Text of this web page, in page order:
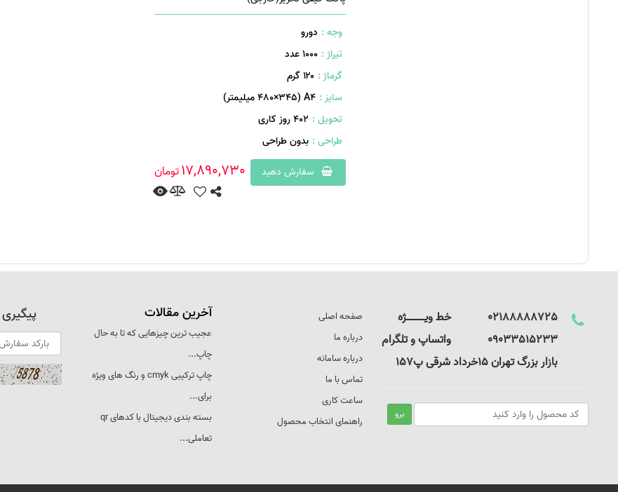
وجه : دورو
تیراژ : 1000 عدد
گرماژ : ۱۲۰ گرم
سایز : A۴ (۴۸۰×۳4۵ میلیمتر)
تحویل : 402 روز کاری
طراحی : بدون طراحی
سفارش دهید
17,890,730تومان
02188888725 خط ویـــــــــــــژه
09033515233 واتساپ و تلگرام
بازار بزرگ تهران 15خرداد شرقی پ157
صفحه اصلی
درباره ما
درباره سامانه
تماس با ما
ساعت کاری
راهنمای انتخاب محصول
آخرین مقالات
عجيب ترين چيزهايی که تا به حال
چاپ...
چاپ ترکيبی cmyk و رنگ های ويژه
برای...
بسته بندی ديجيتال با کدهای qr
تعاملی...